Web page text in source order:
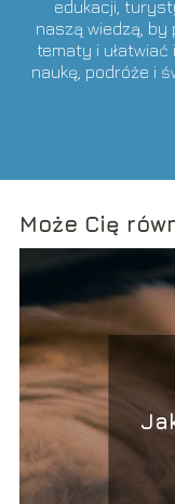
edukacji,
naszą wiedzą,
tematy i ułatwiać
naukę, podróże i
Może Cię